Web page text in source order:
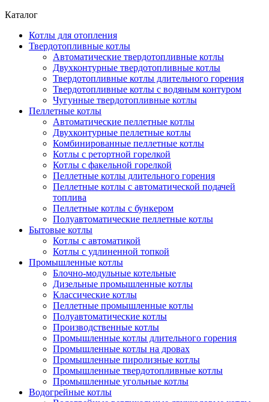
Каталог
Котлы для отопления
Твердотопливные котлы
Автоматические твердотопливные котлы
Двухконтурные твердотопливные котлы
Твердотопливные котлы длительного горения
Твердотопливные котлы с водяным контуром
Чугунные твердотопливные котлы
Пеллетные котлы
Автоматические пеллетные котлы
Двухконтурные пеллетные котлы
Комбинированные пеллетные котлы
Котлы с ретортной горелкой
Котлы с факельной горелкой
Пеллетные котлы длительного горения
Пеллетные котлы с автоматической подачей
топлива
Пеллетные котлы с бункером
Полуавтоматические пеллетные котлы
Бытовые котлы
Котлы с автоматикой
Котлы с удлиненной топкой
Промышленные котлы
Блочно-модульные котельные
Дизельные промышленные котлы
Классические котлы
Пеллетные промышленные котлы
Полуавтоматические котлы
Производственные котлы
Промышленные котлы длительного горения
Промышленные котлы на дровах
Промышленные пиролизные котлы
Промышленные твердотопливные котлы
Промышленные угольные котлы
Водогрейные котлы